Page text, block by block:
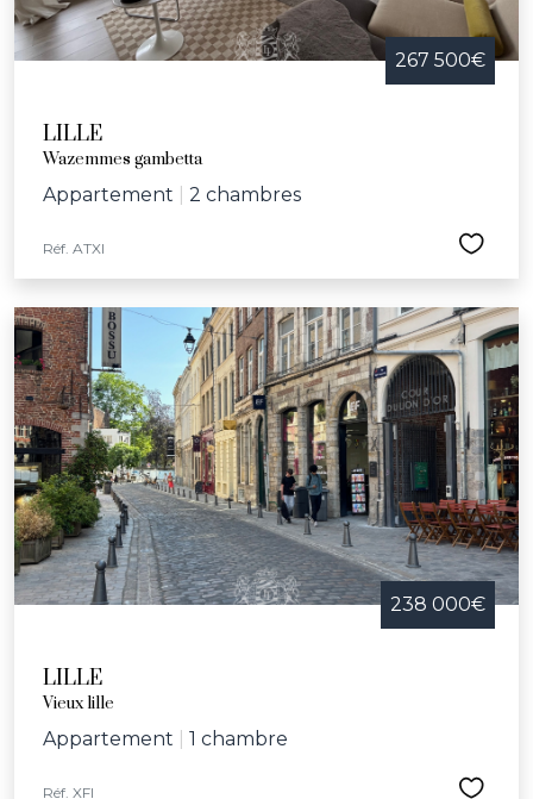
267 500€
LILLE
Wazemmes gambetta
Appartement 2 chambres
Réf. ATXI
238 000€
LILLE
Vieux lille
Appartement 1 chambre
Réf. XFI